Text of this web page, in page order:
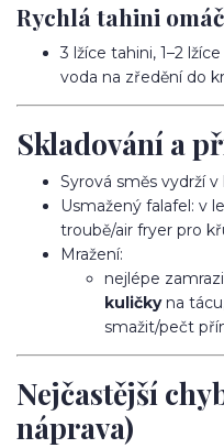
Rychlá tahini
3 lžíce tahini, 1–2
voda na zředění do
Skladování a
Syrová směs vydrží v
Usmažený falafel: v
troubě/air fryer pro
Mražení:
nejlépe
kuličkyna
smažit/pečt
Nejčastější
náprava)